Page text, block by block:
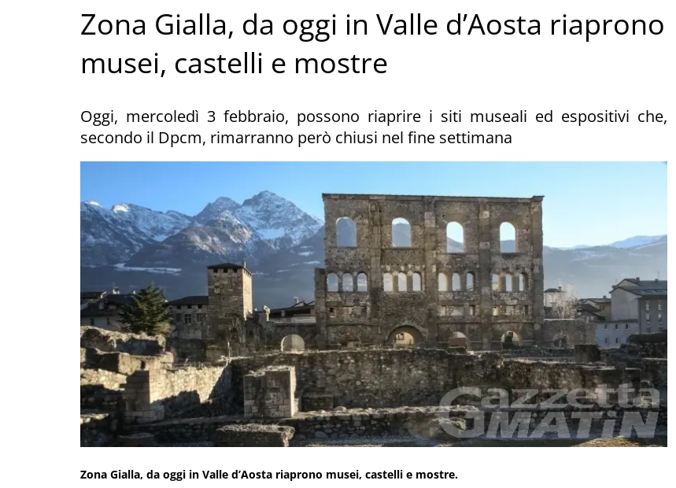
Zona Gialla, da oggi in Valle d’Aosta riaprono
musei, castelli e mostre
Oggi, mercoledì 3 febbraio, possono riaprire i siti museali ed espositivi che,
secondo il Dpcm, rimarranno però chiusi nel fine settimana
Zona Gialla, da oggi in Valle d’Aosta riaprono musei, castelli e mostre.